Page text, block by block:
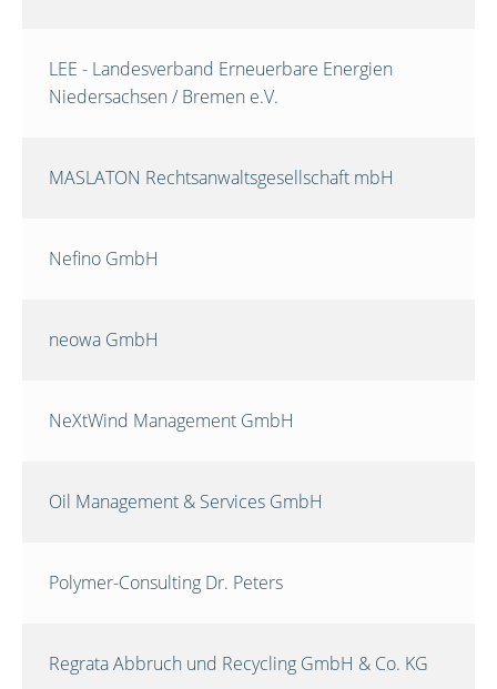
LEE - Landesverband Erneuerbare Energien
Niedersachsen / Bremen e.V.
MASLATON Rechtsanwaltsgesellschaft mbH
Nefino GmbH
neowa GmbH
NeXtWind Management GmbH
Oil Management & Services GmbH
Polymer-Consulting Dr. Peters
Regrata Abbruch und Recycling GmbH & Co. KG